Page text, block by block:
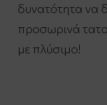
δυνατότητα να
προσωρινά
με πλύσιμο!